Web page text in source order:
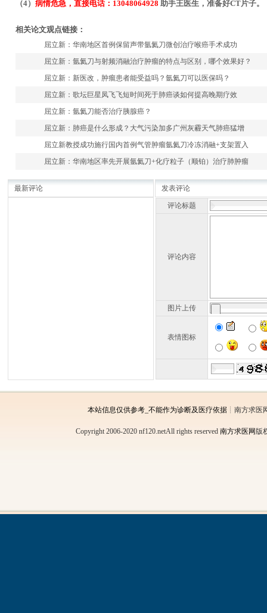
（4） 病情危急，直接电话：13048064928 助手王医生，准备好CT片子。
相关论文观点链接：
屈立新：华南地区首例保留声带氩氦刀微创治疗喉癌手术成功
屈立新：氩氦刀与射频消融治疗肿瘤的特点与区别，哪个效果好？
屈立新：新医改，肿瘤患者能受益吗？氩氦刀可以医保吗？
屈立新：歌坛巨星凤飞飞短时间死于肺癌谈如何提高晚期疗效
屈立新：氩氦刀能否治疗胰腺癌？
屈立新：肺癌是什么形成？大气污染加多广州灰霾天气肺癌猛增
屈立新教授成功施行国内首例气管肿瘤氩氦刀冷冻消融+支架置入
屈立新：华南地区率先开展氩氦刀+化疗粒子（顺铂）治疗肺肿瘤
最新评论 发表评论
评论标题
评论内容
图片上传
表情图标
本站信息仅供参考_不能作为诊断及医疗依据┊南方求医
Copyright 2006-2020 nf120.netAll rights reserved 南方求医网 版